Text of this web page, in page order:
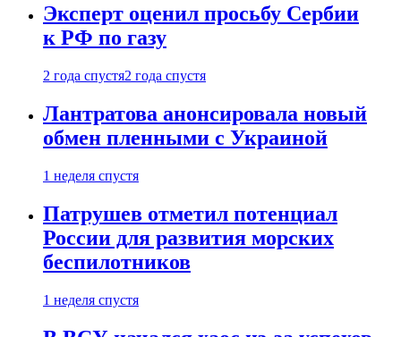
Эксперт оценил просьбу Сербии
к РФ по газу
2 года спустя2 года спустя
Лантратова анонсировала новый
обмен пленными с Украиной
1 неделя спустя
Патрушев отметил потенциал
России для развития морских
беспилотников
1 неделя спустя